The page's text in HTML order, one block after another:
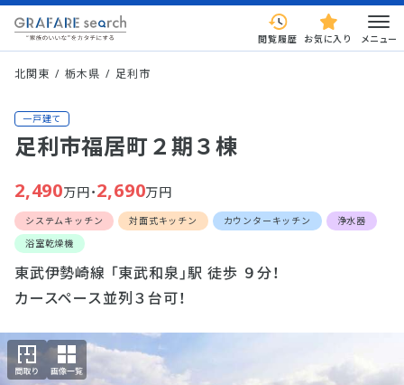
閲覧履歴 お気に入り メニュー
北関東 栃木県 足利市
一戸建て
足利市福居町２期３棟
2,490万円・2,690万円
システムキッチン 対面式キッチン カウンターキッチン
浄水器
浴室乾燥機
東武伊勢崎線 「東武和泉」駅 徒歩 ９分！
カースペース並列３台可！